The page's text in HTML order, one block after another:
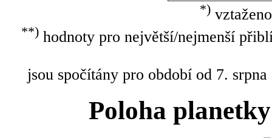
*)
**)hodnoty pro největší/nejmenší
jsou spočítány pro období od 7.
Poloha